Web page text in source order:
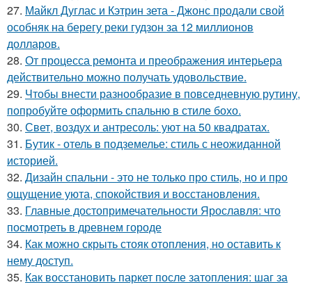
27. Майкл Дуглас и Кэтрин зета - Джонс продали свой
особняк на берегу реки гудзон за 12 миллионов
долларов.
28. От процесса ремонта и преображения интерьера
действительно можно получать удовольствие.
29. Чтобы внести разнообразие в повседневную рутину,
попробуйте оформить спальню в стиле бохо.
30. Свет, воздух и антресоль: уют на 50 квадратах.
31. Бутик - отель в подземелье: стиль с неожиданной
историей.
32. Дизайн спальни - это не только про стиль, но и про
ощущение уюта, спокойствия и восстановления.
33. Главные достопримечательности Ярославля: что
посмотреть в древнем городе
34. Как можно скрыть стояк отопления, но оставить к
нему доступ.
35. Как восстановить паркет после затопления: шаг за